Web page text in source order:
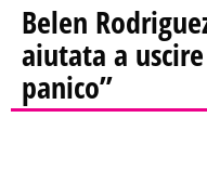
Belen
aiutata a
panico”